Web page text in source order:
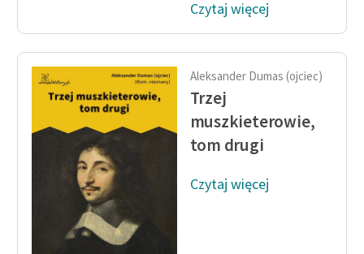
O projekcie
Zespół
Zasady wykorzystania
Wolnych Lektur
Materiały promocyjne
Czytaj więcej
Aleksander Dumas (ojciec)
Trzej
muszkieterowie,
tom drugi
Czytaj więcej